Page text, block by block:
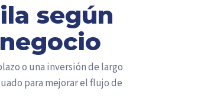
según
o una inversión de largo
para mejorar el flujo de